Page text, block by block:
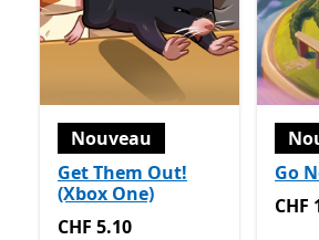
Nouveau
Get Them Out!
(Xbox One)
CHF 5.10
CHF 5.10
Go
CHF
CHF